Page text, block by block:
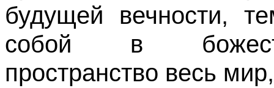
будущей вечности,
собой в
пространство весь